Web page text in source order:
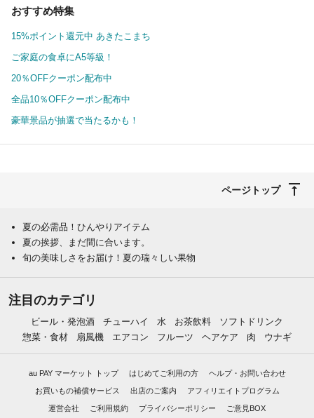
おすすめ特集
15%ポイント還元中 あきたこまち
ご家庭の食卓にA5等級！
20％OFFクーポン配布中
全品10％OFFクーポン配布中
豪華景品が抽選で当たるかも！
ページトップ
夏の必需品！ひんやりアイテム
夏の挨拶、まだ間に合います。
旬の美味しさをお届け！夏の瑞々しい果物
注目のカテゴリ
ビール・発泡酒 チューハイ 水 お茶飲料
ソフトドリンク
惣菜・食材
扇風機 エアコン フルーツ ヘアケア 肉 ウナギ
au PAY マーケット トップ はじめてご利用の方 ヘルプ・お問い合わせ
お買いもの補償サービス 出店のご案内 アフィリエイトプログラム
運営会社 ご利用規約 プライバシーポリシー ご意見BOX